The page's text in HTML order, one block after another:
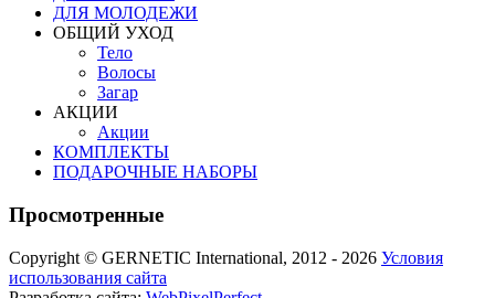
ДЛЯ МОЛОДЕЖИ
ОБЩИЙ УХОД
Тело
Волосы
Загар
АКЦИИ
Акции
КОМПЛЕКТЫ
ПОДАРОЧНЫЕ НАБОРЫ
Просмотренные
Copyright © GERNETIC International, 2012 - 2026 Условия
использования сайта